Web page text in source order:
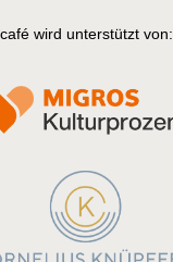
wird unterstützt von: